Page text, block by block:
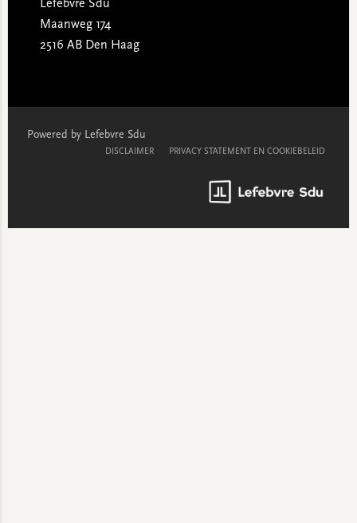
Lefebvre Sdu
Maanweg 174
2516 AB Den Haag
Powered by Lefebvre Sdu
DISCLAIMER PRIVACY STATEMENT EN COOKIEBELEID